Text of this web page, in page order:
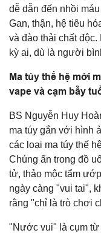
dễ dẫn đến nhồi
Gan, thận, hệ tiêu
và đào thải chất
kỳ ai, dù là người
Ma túy thế hệ mới
vape và cạm bẫy
BS Nguyễn Huy
ma túy gắn với hình
các loại ma túy thế
Chúng ẩn trong đồ
tử, thảo mộc tẩm
ngày càng "vui tai",
rằng "chỉ là trò chơi
"Nước vui" là cụm từ